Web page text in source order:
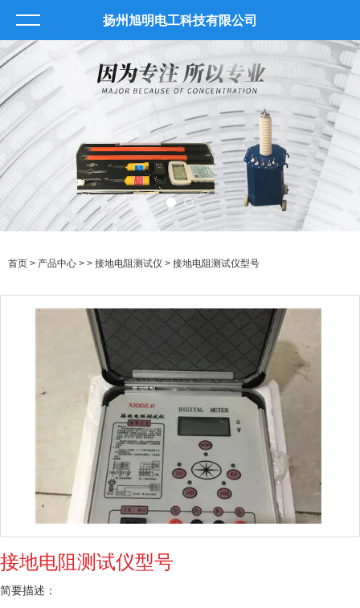
扬州旭明电工科技有限公司
首页 > 产品中心 > > 接地电阻测试仪 > 接地电阻测试仪型号
接地电阻测试仪型号
简要描述：